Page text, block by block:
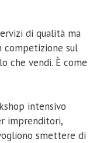
di qualità ma
competizione sul
che vendi. È come
intensivo
imprenditori,
smettere di